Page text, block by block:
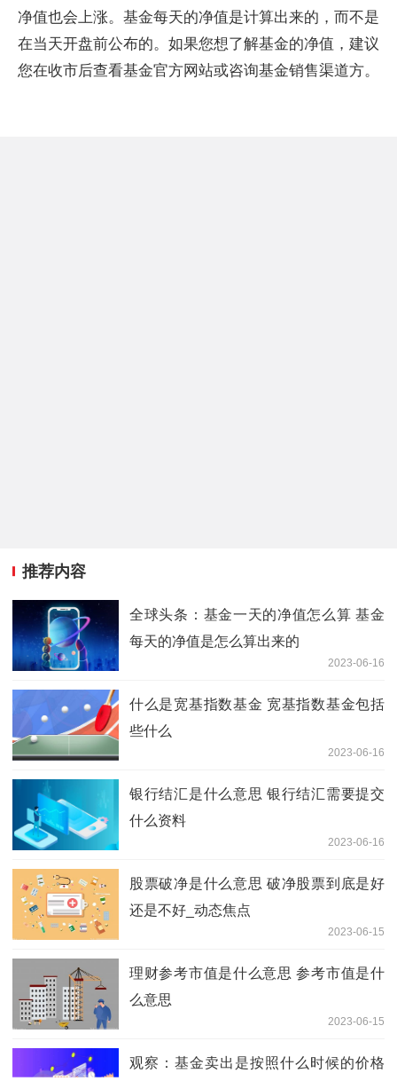
净值也会上涨。基金每天的净值是计算出来的，而不是
在当天开盘前公布的。如果您想了解基金的净值，建议
您在收市后查看基金官方网站或咨询基金销售渠道方。
推荐内容
全球头条：基金一天的净值怎么算 基金
每天的净值是怎么算出来的
2023-06-16
什么是宽基指数基金 宽基指数基金包括
些什么
2023-06-16
银行结汇是什么意思 银行结汇需要提交
什么资料
2023-06-16
股票破净是什么意思 破净股票到底是好
还是不好_动态焦点
2023-06-15
理财参考市值是什么意思 参考市值是什
么意思
2023-06-15
观察：基金卖出是按照什么时候的价格